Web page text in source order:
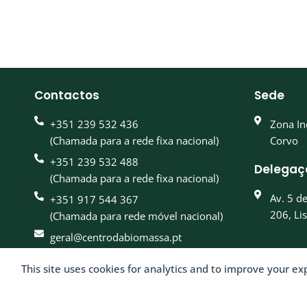
This site uses cookies for analytics and to improve your
Contactos
+351 239 532 436
(Chamada para a rede fixa nacional)
+351 239 532 488
(Chamada para a rede fixa nacional)
+351 917 544 367
(Chamada para rede móvel nacional)
geral@centrodabiomassa.pt
Sede
Zona
Corvo
Av. 5
206,
© 2026 Centro